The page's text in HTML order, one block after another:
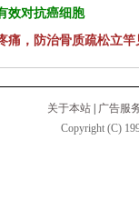
效对抗癌细胞
痛，防治骨质疏松立竿
关于本站
广告服
Copyright (C)